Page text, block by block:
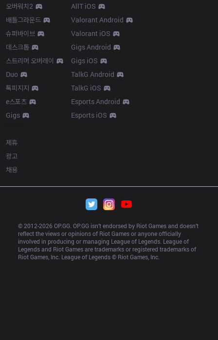
오버워치2
배틀그라운드
슈퍼바이브
데스크톱
스트리머 오버레이
Duo
톡피지지
e스포츠
Gigs
AllT iOS
Valorant Android
Valorant iOS
Gigs Android
Gigs iOS
TalkG Android
TalkG iOS
Esports Android
Esports iOS
제휴
광고
채용
© 2012-2026 OP.GG. OP.GG isn’t endorsed by Riot Games and doesn’t
reflect the views or opinions of Riot Games or anyone officially
involved in producing or managing League of Legends. League of
Legends and Riot Games are trademarks or registered trademarks of
Riot Games, Inc. League of Legends © Riot Games, Inc.